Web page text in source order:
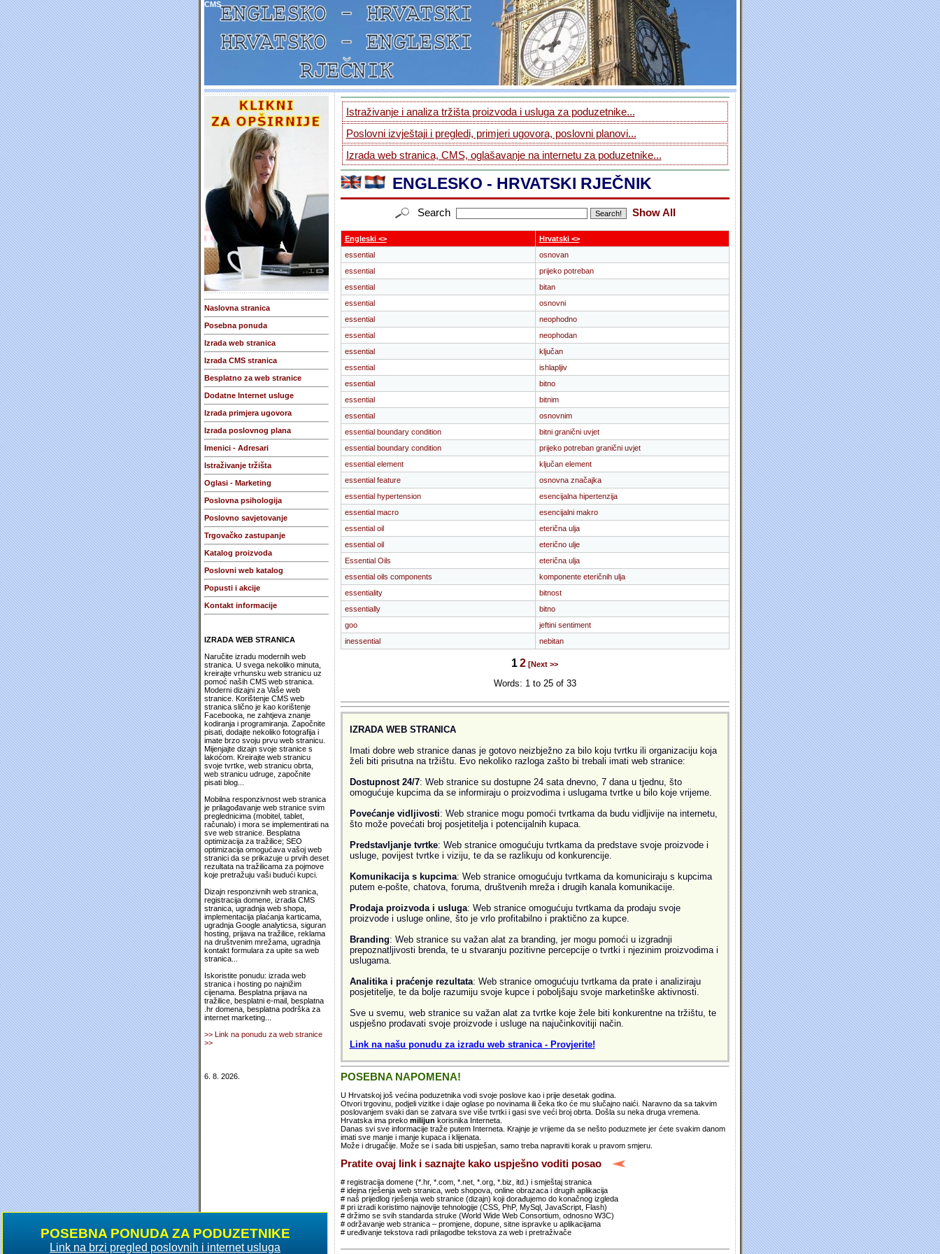
CMS
Naslovna stranica
Posebna ponuda
Izrada web stranica
Izrada CMS stranica
Besplatno za web stranice
Dodatne Internet usluge
Izrada primjera ugovora
Izrada poslovnog plana
Imenici - Adresari
Istraživanje tržišta
Oglasi - Marketing
Poslovna psihologija
Poslovno savjetovanje
Trgovačko zastupanje
Katalog proizvoda
Poslovni web katalog
Popusti i akcije
Kontakt informacije
IZRADA WEB STRANICA
Naručite izradu modernih web
stranica. U svega nekoliko minuta,
kreirajte vrhunsku web stranicu uz
pomoć naših CMS web stranica.
Moderni dizajni za Vaše web
stranice. Korištenje CMS web
stranica slično je kao korištenje
Facebooka, ne zahtjeva znanje
kodiranja i programiranja. Započnite
pisati, dodajte nekoliko fotografija i
imate brzo svoju prvu web stranicu.
Mijenjajte dizajn svoje stranice s
lakoćom. Kreirajte web stranicu
svoje tvrtke, web stranicu obrta,
web stranicu udruge, započnite
pisati blog...
Mobilna responzivnost web stranica
je prilagođavanje web stranice svim
preglednicima (mobitel, tablet,
računalo) i mora se implementirati na
sve web stranice. Besplatna
optimizacija za tražilice; SEO
optimizacija omogućava vašoj web
stranici da se prikazuje u prvih deset
rezultata na tražilicama za pojmove
koje pretražuju vaši budući kupci.
Dizajn responzivnih web stranica,
registracija domene, izrada CMS
stranica, ugradnja web shopa,
implementacija plaćanja karticama,
ugradnja Google analyticsa, siguran
hosting, prijava na tražilice, reklama
na društvenim mrežama, ugradnja
kontakt formulara za upite sa web
stranica...
Iskoristite ponudu: izrada web
stranica i hosting po najnižim
cijenama. Besplatna prijava na
tražilice, besplatni e-mail, besplatna
.hr domena, besplatna podrška za
internet marketing...
>> Link na ponudu za web stranice
>>
6. 8. 2026.
POSEBNA PONUDA ZA PODUZETNIKE
Link na brzi pregled poslovnih i internet usluga
Istraživanje i analiza tržišta proizvoda i usluga za poduzetnike...
Poslovni izvještaji i pregledi, primjeri ugovora, poslovni planovi...
Izrada web stranica, CMS, oglašavanje na internetu za poduzetnike...
ENGLESKO - HRVATSKI RJEČNIK
Search Show All
Engleski <>
Hrvatski <>
essential
osnovan
essential
prijeko potreban
essential
bitan
essential
osnovni
essential
neophodno
essential
neophodan
essential
ključan
essential
ishlapljiv
essential
bitno
essential
bitnim
essential
osnovnim
essential boundary condition
bitni granični uvjet
essential boundary condition
prijeko potreban granični uvjet
essential element
ključan element
essential feature
osnovna značajka
essential hypertension
esencijalna hipertenzija
essential macro
esencijalni makro
essential oil
eterična ulja
essential oil
eterično ulje
Essential Oils
eterična ulja
essential oils components
komponente eteričnih ulja
essentiality
bitnost
essentially
bitno
goo
jeftini sentiment
inessential
nebitan
12 [Next >>
Words: 1 to 25 of 33
IZRADA WEB STRANICA
Imati dobre web stranice danas je gotovo neizbježno za bilo koju tvrtku ili organizaciju koja
želi biti prisutna na tržištu. Evo nekoliko razloga zašto bi trebali imati web stranice:
Dostupnost 24/7: Web stranice su dostupne 24 sata dnevno, 7 dana u tjednu, što
omogućuje kupcima da se informiraju o proizvodima i uslugama tvrtke u bilo koje vrijeme.
Povećanje vidljivosti: Web stranice mogu pomoći tvrtkama da budu vidljivije na internetu,
što može povećati broj posjetitelja i potencijalnih kupaca.
Predstavljanje tvrtke: Web stranice omogućuju tvrtkama da predstave svoje proizvode i
usluge, povijest tvrtke i viziju, te da se razlikuju od konkurencije.
Komunikacija s kupcima: Web stranice omogućuju tvrtkama da komuniciraju s kupcima
putem e-pošte, chatova, foruma, društvenih mreža i drugih kanala komunikacije.
Prodaja proizvoda i usluga: Web stranice omogućuju tvrtkama da prodaju svoje
proizvode i usluge online, što je vrlo profitabilno i praktično za kupce.
Branding: Web stranice su važan alat za branding, jer mogu pomoći u izgradnji
prepoznatljivosti brenda, te u stvaranju pozitivne percepcije o tvrtki i njezinim proizvodima i
uslugama.
Analitika i praćenje rezultata: Web stranice omogućuju tvrtkama da prate i analiziraju
posjetitelje, te da bolje razumiju svoje kupce i poboljšaju svoje marketinške aktivnosti.
Sve u svemu, web stranice su važan alat za tvrtke koje žele biti konkurentne na tržištu, te
uspješno prodavati svoje proizvode i usluge na najučinkovitiji način.
Link na našu ponudu za izradu web stranica - Provjerite!
POSEBNA NAPOMENA!
U Hrvatskoj još većina poduzetnika vodi svoje poslove kao i prije desetak godina.
Otvori trgovinu, podjeli vizitke i daje oglase po novinama ili čeka tko će mu slučajno naići. Naravno da sa takvim
poslovanjem svaki dan se zatvara sve više tvrtki i gasi sve veći broj obrta. Došla su neka druga vremena.
Hrvatska ima preko milijun korisnika Interneta.
Danas svi sve informacije traže putem Interneta. Krajnje je vrijeme da se nešto poduzmete jer ćete svakim danom
imati sve manje i manje kupaca i klijenata.
Može i drugačije. Može se i sada biti uspješan, samo treba napraviti korak u pravom smjeru.
Pratite ovaj link i saznajte kako uspješno voditi posao
# registracija domene (*.hr, *.com, *.net, *.org, *.biz, itd.) i smještaj stranica
# idejna rješenja web stranica, web shopova, online obrazaca i drugih aplikacija
# naš prijedlog rješenja web stranice (dizajn) koji dorađujemo do konačnog izgleda
# pri izradi koristimo najnovije tehnologije (CSS, PhP, MySql, JavaScript, Flash)
# držimo se svih standarda struke (World Wide Web Consortium, odnosno W3C)
# održavanje web stranica – promjene, dopune, sitne ispravke u aplikacijama
# uređivanje tekstova radi prilagodbe tekstova za web i pretraživače